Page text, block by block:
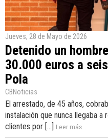
Jueves, 28 de Mayo de 2026
Detenido un
30.000 euros a
Pola
CBNoticias
El arrestado, de 45 años,
instalación que nunca llegaba a
clientes por [...] Leer más...